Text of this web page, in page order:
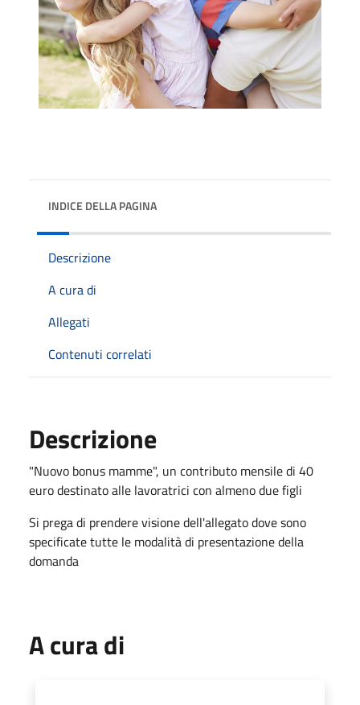
INDICE DELLA PAGINA
Descrizione
A cura di
Allegati
Contenuti correlati
Descrizione
"Nuovo bonus mamme", un contributo mensile di 40
euro destinato alle lavoratrici con almeno due figli
Si prega di prendere visione dell'allegato dove sono
specificate tutte le modalità di presentazione della
domanda
A cura di